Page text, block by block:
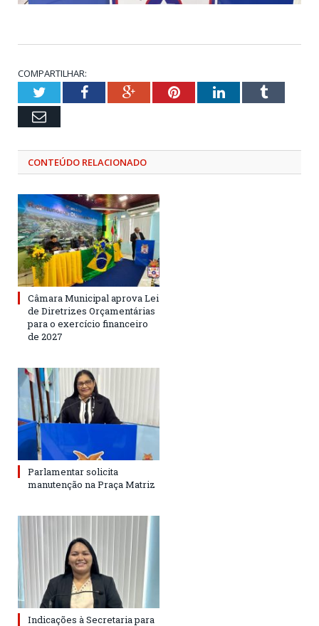
COMPARTILHAR:
TwitterFacebookGoogle+PinterestLinkedInTumblr
Email
CONTEÚDO RELACIONADO
Câmara Municipal aprova Lei
de Diretrizes Orçamentárias
para o exercício financeiro
de 2027
Parlamentar solicita
manutenção na Praça Matriz
Indicações à Secretaria para